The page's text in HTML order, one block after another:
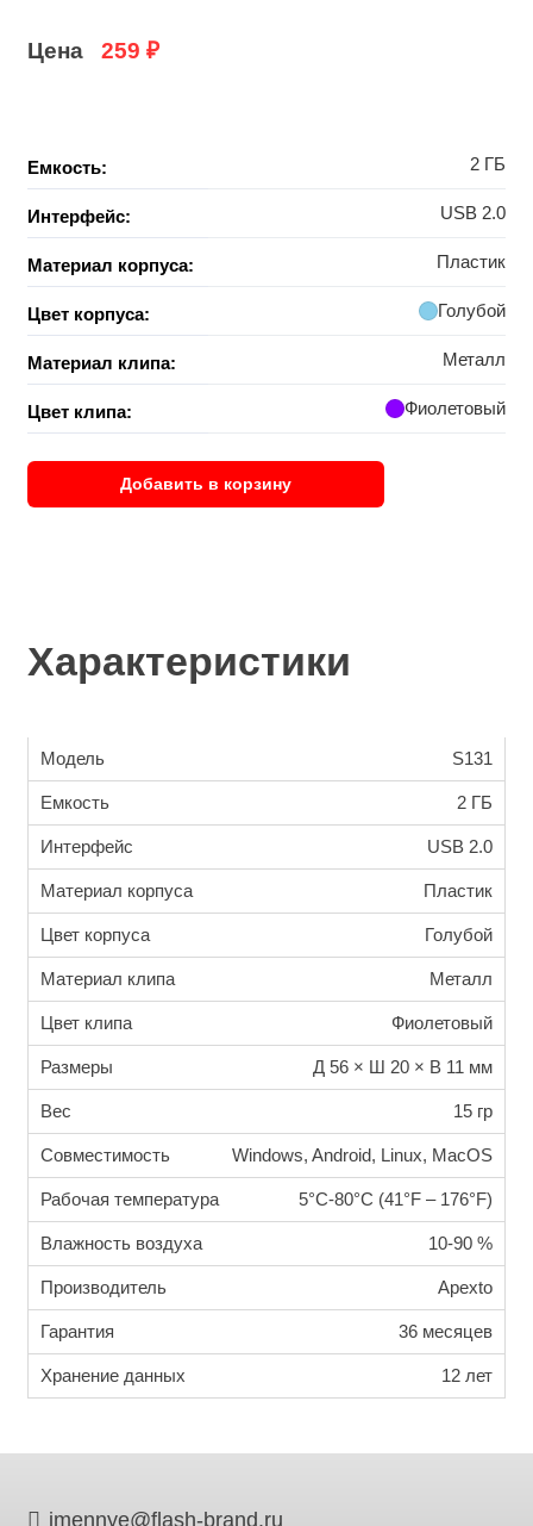
Цена 259₽
Емкость: 2 ГБ
Интерфейс: USB 2.0
Материал корпуса: Пластик
Цвет корпуса: Голубой
Материал клипа: Металл
Цвет клипа: Фиолетовый
Добавить в корзину
Характеристики
Модель S131
Емкость 2 ГБ
Интерфейс USB 2.0
Материал корпуса Пластик
Цвет корпуса Голубой
Материал клипа Металл
Цвет клипа Фиолетовый
Размеры Д 56 × Ш 20 × В 11 мм
Вес 15 гр
Совместимость Windows, Android, Linux, MacOS
Рабочая температура 5°C-80°C (41°F – 176°F)
Влажность воздуха 10-90 %
Производитель Apexto
Гарантия 36 месяцев
Хранение данных 12 лет
imennye@flash-brand.ru